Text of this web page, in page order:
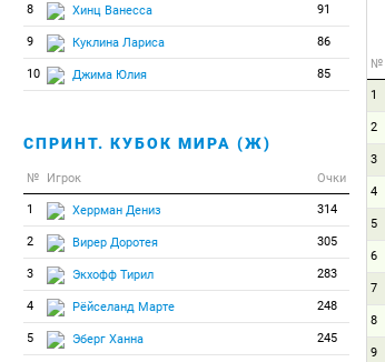
8 Хинц Ванесса 91
9 Куклина Лариса 86
10 Джима Юлия 85
СПРИНТ. КУБОК МИРА (Ж)
№ Игрок Очки
1 Херрман Дениз 314
2 Вирер Доротея 305
3 Экхофф Тирил 283
4 Рёйселанд Марте 248
5 Эберг Ханна 245
№
1
2
3
4
5
6
7
8
9